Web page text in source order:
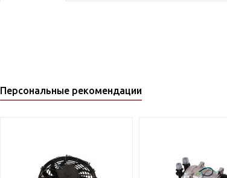
Персональные рекомендации